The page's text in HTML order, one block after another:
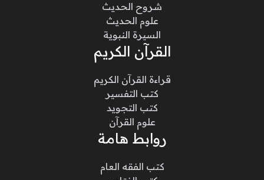
شروح الحديث
علوم الحديث
السيرة النبوية
القرآن الكريم
قراءة القرآن الكريم
كتب التفسير
كتب التجويد
علوم القرآن
روابط هامة
كتب الفقه العام